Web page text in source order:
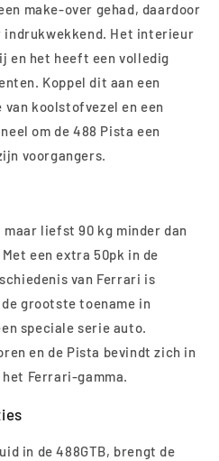
make-over gehad, daardoor
Het interieur
en het heeft een volledig
Koppel dit aan een
koolstofvezel en een
om de 488 Pista een
voorgangers.
maar liefst 90 kg minder dan
een extra 50pk in de
van Ferrari is
grootste toename in
speciale serie auto.
en de Pista bevindt zich in
Ferrari-gamma.
in de 488GTB, brengt de